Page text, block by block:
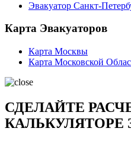
Эвакуатор Санкт-
Карта Эвакуаторов
Карта Москвы
Карта Московской
СДЕЛАЙТЕ
КАЛЬКУЛЯТОРЕ